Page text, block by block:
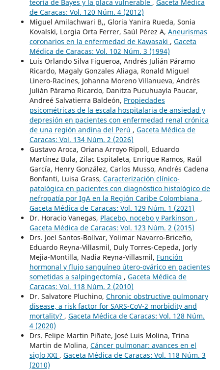
teoría de Bayes y la placa vulnerable , Gaceta Médica
de Caracas: Vol. 120 Núm. 4 (2012)
Miguel Amilachwari B,, Gloria Yanira Rueda, Sonia
Kovalski, Lorgia Orta Ferrer, Saúl Pérez A, Aneurismas
coronarios en la enfermedad de Kawasaki , Gaceta
Médica de Caracas: Vol. 102 Núm. 3 (1994)
Luis Orlando Silva Figueroa, Andrés Julián Páramo
Ricardo, Magaly Gonzales Aliaga, Ronald Miguel
Linero-Racines, Johanna Moreno Villanueva, Andrés
Julián Páramo Ricardo, Danitza Pucuhuayla Paucar,
Andreé Salvatierra Baldeón, Propiedades
psicométricas de la escala hospitalaria de ansiedad y
depresión en pacientes con enfermedad renal crónica
de una región andina del Perú , Gaceta Médica de
Caracas: Vol. 134 Núm. 2 (2026)
Gustavo Aroca, Oriana Arroyo Ripoll, Eduardo
Martínez Bula, Zilac Espitaleta, Enrique Ramos, Raúl
García, Henry González, Carlos Musso, Andrés Cadena
Bonfanti, Luisa Grass, Caracterización clínico-
patológica en pacientes con diagnóstico histológico de
nefropatía por IgA en la Región Caribe Colombiana ,
Gaceta Médica de Caracas: Vol. 129 Núm. 1 (2021)
Dr. Horacio Vanegas, Placebo, nocebo y Parkinson ,
Gaceta Médica de Caracas: Vol. 123 Núm. 2 (2015)
Drs. Joel Santos-Bolívar, Yolimar Navarro-Briceño,
Eduardo Reyna-Villasmil, Duly Torres-Cepeda, Jorly
Mejia-Montilla, Nadia Reyna-Villasmil, Función
hormonal y flujo sanguíneo útero-ovárico en pacientes
sometidas a salpingectomía , Gaceta Médica de
Caracas: Vol. 118 Núm. 2 (2010)
Dr. Salvatore Pluchino, Chronic obstructive pulmonary
disease, a risk factor for SARS-CoV-2 morbidity and
mortality? , Gaceta Médica de Caracas: Vol. 128 Núm.
4 (2020)
Drs. Felipe Martin Piñate, José Luis Molina, Trina
Martin de Molina, Cáncer pulmonar: avances en el
siglo XXI , Gaceta Médica de Caracas: Vol. 118 Núm. 3
(2010)